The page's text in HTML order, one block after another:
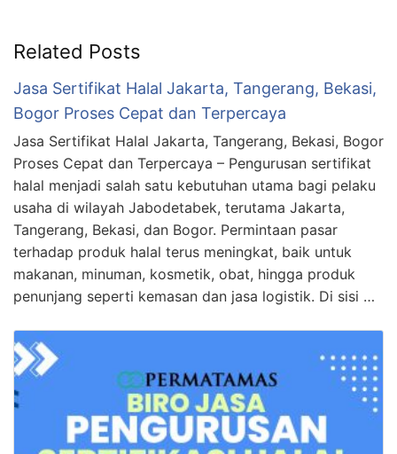
Related Posts
Jasa Sertifikat Halal Jakarta, Tangerang, Bekasi,
Bogor Proses Cepat dan Terpercaya
Jasa Sertifikat Halal Jakarta, Tangerang, Bekasi, Bogor
Proses Cepat dan Terpercaya – Pengurusan sertifikat
halal menjadi salah satu kebutuhan utama bagi pelaku
usaha di wilayah Jabodetabek, terutama Jakarta,
Tangerang, Bekasi, dan Bogor. Permintaan pasar
terhadap produk halal terus meningkat, baik untuk
makanan, minuman, kosmetik, obat, hingga produk
penunjang seperti kemasan dan jasa logistik. Di sisi …